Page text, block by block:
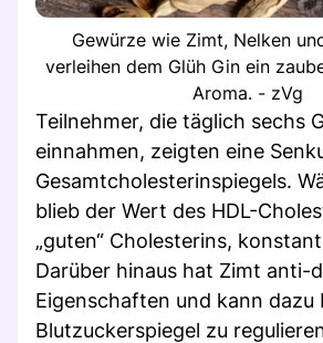
Gewürze wie Zimt, Nelken
verleihen dem Glüh Gin ein
Aroma. - zVg
Teilnehmer, die täglich sechs
einnahmen, zeigten eine
Gesamtcholesterinspiegels.
blieb der Wert des HDL-
„guten“ Cholesterins,
Darüber hinaus hat Zimt anti-
Eigenschaften und kann dazu
Blutzuckerspiegel zu